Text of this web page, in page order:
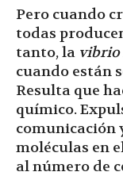
Pero cuando
todas
tanto, la
cuando están
Resulta que
químico.
comunicación
moléculas en
al número de